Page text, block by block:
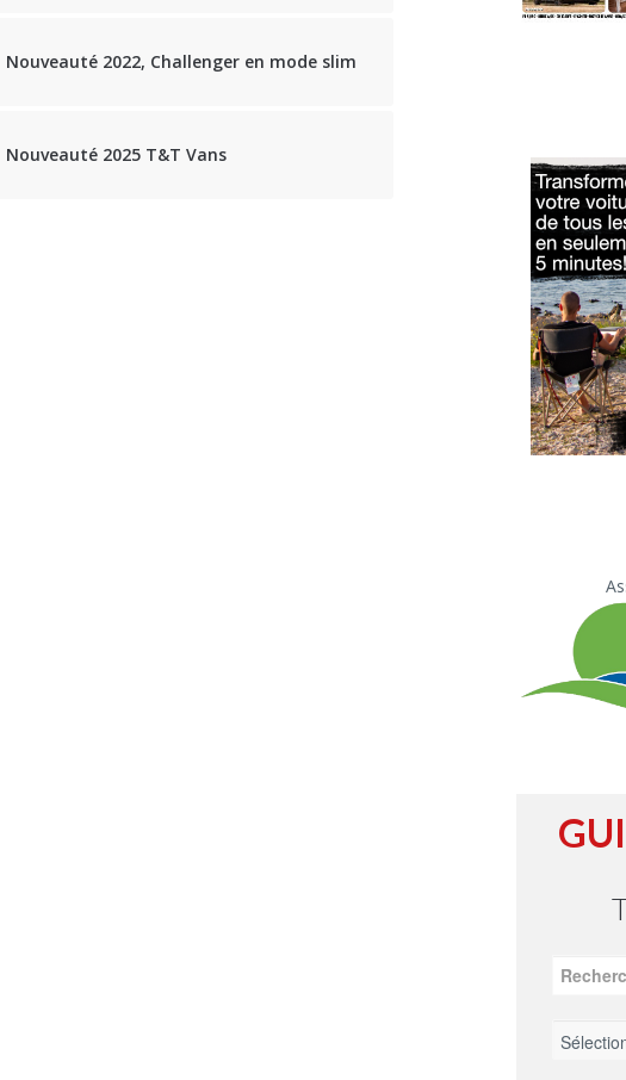
Nouveauté 2022, Challenger en mode slim
Nouveauté 2025 T&T Vans